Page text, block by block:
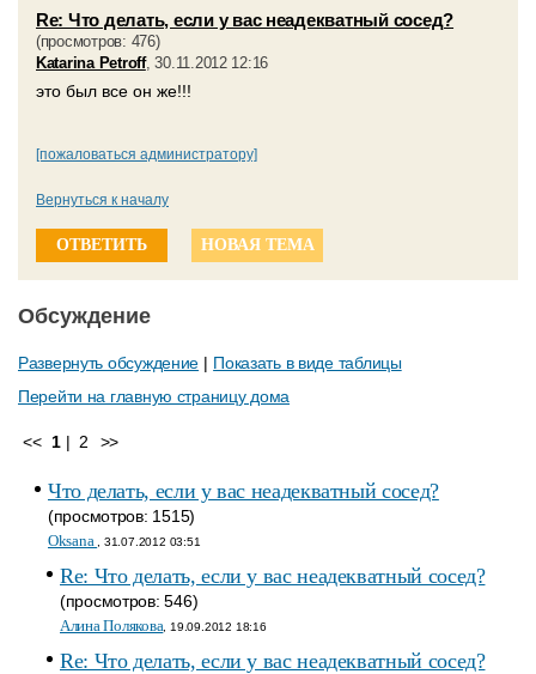
Re: Что делать, если у вас неадекватный сосед?
(просмотров: 476)
Katarina Petroff, 30.11.2012 12:16
это был все он же!!!
[пожаловаться администратору]
Вернуться к началу
ОТВЕТИТЬ НОВАЯ ТЕМА
Обсуждение
Развернуть обсуждение | Показать в виде таблицы
Перейти на главную страницу дома
<< 1 | 2 >>
Что делать, если у вас неадекватный сосед?
(просмотров: 1515)
Oksana , 31.07.2012 03:51
Re: Что делать, если у вас неадекватный сосед?
(просмотров: 546)
Алина Полякова , 19.09.2012 18:16
Re: Что делать, если у вас неадекватный сосед?